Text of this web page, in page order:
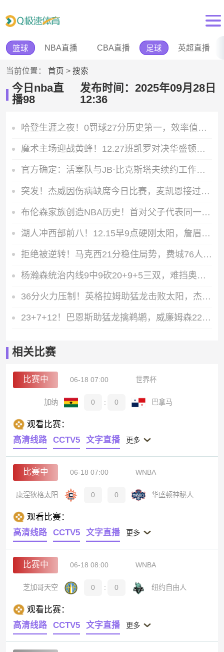
篮球 NBA直播 CBA直播 足球 英超直播
当前位置： 首页 > 搜索
今日nba直
播98
发布时间：2025年09月28日
12:36
哈登生涯之夜！0罚球27分历史第一，效率值直接拉满
魔术主场迎战黄蜂！12.27班凯罗对决华盛顿，谁主沉浮
官方确定：活塞队与JB·比克斯塔夫续约工作圆满完成
突发！杰威因伤病缺席今日比赛，麦凯恩接过首发名额替代华莱士出战
布伦森家族创造NBA历史！首对父子代表同一球队站在总决赛舞台
湖人冲西部前八！12.15早9点硬刚太阳，詹眉能扛住吗
拒绝被逆转！马克西21分稳住局势，费城76人主场大胜残阵雄鹿
杨瀚森统治内线9中9砍20+9+5三双，难挡奥斯汀马刺取胜
36分火力压制！英格拉姆助猛龙击败太阳，杰伦-格林34分独木难支
23+7+12！巴恩斯助猛龙擒鹈鹕，威廉姆森22+7难挡球队四连败
相关比赛
比赛中 06-18 07:00 世界杯
加纳 0 : 0 巴拿马
观看比赛：
高清线路
CCTV5 文字直播 更多
比赛中 06-18 07:00 WNBA
康涅狄格太阳 0 : 0 华盛顿神秘人
观看比赛：
高清线路
CCTV5 文字直播 更多
比赛中 06-18 08:00 WNBA
芝加哥天空 0 : 0 纽约自由人
观看比赛：
高清线路
CCTV5 文字直播 更多